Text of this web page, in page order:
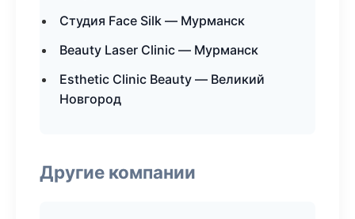
Студия Face Silk — Мурманск
Beauty Laser Clinic — Мурманск
Esthetic Clinic Beauty — Великий
Новгород
Другие компании